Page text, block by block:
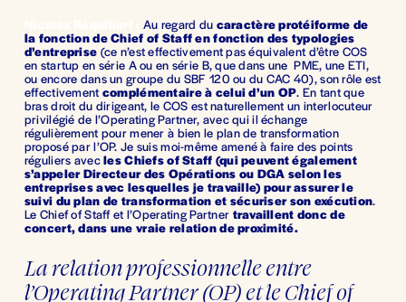
Au regard du caractère protéiforme de
la fonction de Chief of Staff en fonction des typologies
d’entreprise (ce n’est effectivement pas équivalent d’être COS
en startup en série A ou en série B, que dans une  PME, une ETI,
ou encore dans un groupe du SBF 120 ou du CAC 40), son rôle est
effectivement complémentaire à celui d’un OP. En tant que
bras droit du dirigeant, le COS est naturellement un interlocuteur
privilégié de l’Operating Partner, avec qui il échange
régulièrement pour mener à bien le plan de transformation
proposé par l’OP. Je suis moi-même amené à faire des points
réguliers avec les Chiefs of Staff (qui peuvent également
s’appeler Directeur des Opérations ou DGA selon les
entreprises avec lesquelles je travaille) pour assurer le
suivi du plan de transformation et sécuriser son exécution.
Le Chief of Staff et l’Operating Partner travaillent donc de
concert, dans une vraie relation de proximité.
La relation professionnelle entre
l’Operating Partner (OP) et le Chief of